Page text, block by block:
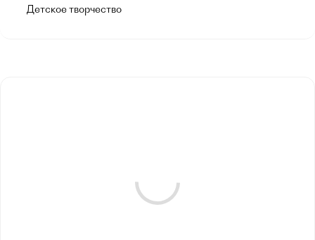
Детское творчество